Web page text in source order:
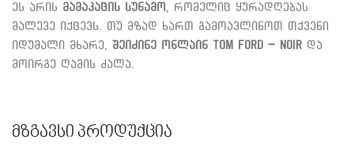
ეს არის მამაკაცის სუნამო
, რომელიც ყურადღებას
მალევე იქცევს. თუ მზად ხართ გამოავლინოთ თქვენი
იდუმალი მხარე, შეიძინე ონლაინ Tom Ford – Noir და
მოირგე ღამის ძალა.
Მზგავსი Პროდუქცია